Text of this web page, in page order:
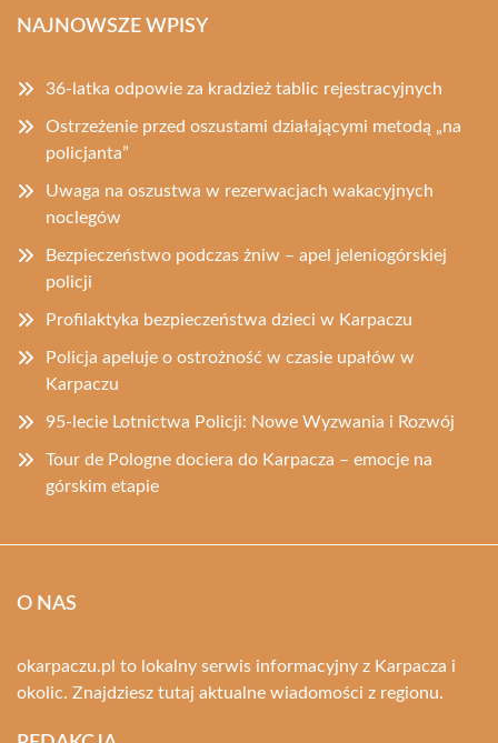
NAJNOWSZE WPISY
36-latka odpowie za kradzież tablic rejestracyjnych
Ostrzeżenie przed oszustami działającymi metodą „na
policjanta”
Uwaga na oszustwa w rezerwacjach wakacyjnych
noclegów
Bezpieczeństwo podczas żniw – apel jeleniogórskiej
policji
Profilaktyka bezpieczeństwa dzieci w Karpaczu
Policja apeluje o ostrożność w czasie upałów w
Karpaczu
95-lecie Lotnictwa Policji: Nowe Wyzwania i Rozwój
Tour de Pologne dociera do Karpacza – emocje na
górskim etapie
O NAS
okarpaczu.pl to lokalny serwis informacyjny z Karpacza i
okolic. Znajdziesz tutaj aktualne wiadomości z regionu.